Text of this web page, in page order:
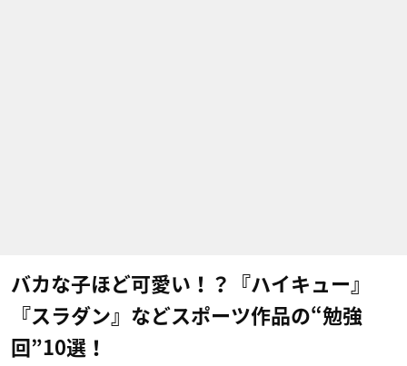
バカな子ほど可愛い！？『ハイキュー』
『スラダン』などスポーツ作品の“勉強
回”10選！